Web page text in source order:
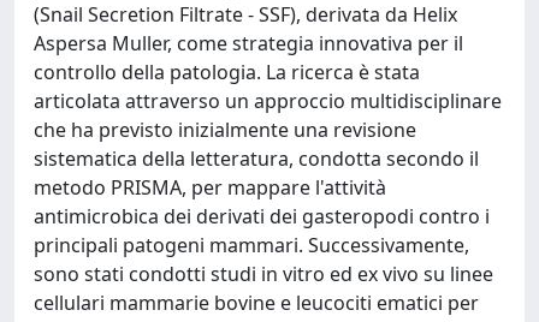
(Snail Secretion Filtrate - SSF), derivata da Helix
Aspersa Muller, come strategia innovativa per il
controllo della patologia. La ricerca è stata
articolata attraverso un approccio multidisciplinare
che ha previsto inizialmente una revisione
sistematica della letteratura, condotta secondo il
metodo PRISMA, per mappare l'attività
antimicrobica dei derivati dei gasteropodi contro i
principali patogeni mammari. Successivamente,
sono stati condotti studi in vitro ed ex vivo su linee
cellulari mammarie bovine e leucociti ematici per